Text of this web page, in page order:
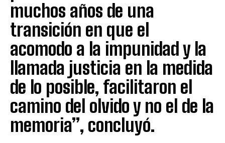
muchos años de una
transición en que el
acomodo a la impunidad y la
llamada justicia en la medida
de lo posible, facilitaron el
camino del olvido y no el de la
memoria”, concluyó.